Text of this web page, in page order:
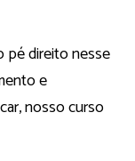
pé direito nesse
e
nosso curso